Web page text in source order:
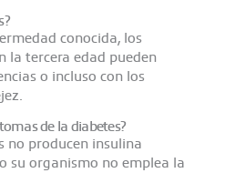
conocida, los
la tercera edad pueden
o incluso con los
de la diabetes?
no producen insulina
su organismo no emplea la